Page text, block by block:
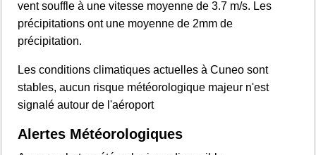
vent souffle à une vitesse moyenne de 3.7 m/s. Les
précipitations ont une moyenne de 2mm de
précipitation.
Les conditions climatiques actuelles à Cuneo sont
stables, aucun risque météorologique majeur n'est
signalé autour de l'aéroport
Alertes Météorologiques